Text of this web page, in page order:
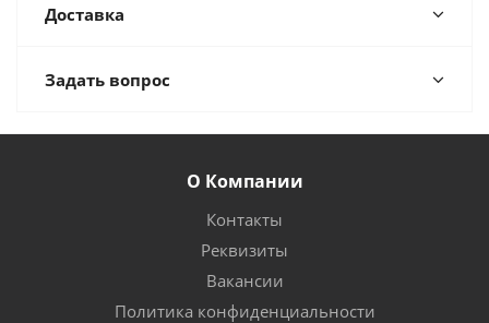
Доставка
Задать вопрос
О Компании
Контакты
Реквизиты
Вакансии
Политика конфиденциальности